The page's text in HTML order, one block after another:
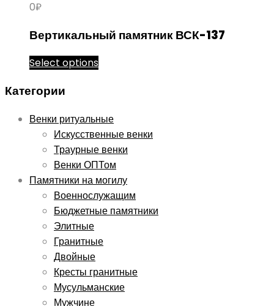
0₽
Вертикальный памятник ВСК-137
Select optionsЭтот
вариаций.
Опции
можно
выбрать
на
странице
товара.
Категории
Венки ритуальные
Искусственные венки
Траурные венки
Венки ОПТом
Памятники на могилу
Военнослужащим
Бюджетные памятники
Элитные
Гранитные
Двойные
Кресты гранитные
Мусульманские
Мужчине